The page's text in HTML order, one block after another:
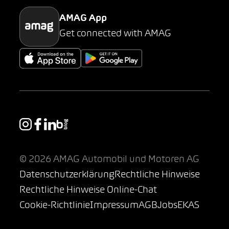
AMAG App
Get connected with AMAG
© 2026 AMAG Automobil und Motoren AG
DatenschutzerklärungRechtliche Hinweise
Rechtliche Hinweise Online-Chat
Cookie-RichtlinieImpressumAGBJobsEKAS